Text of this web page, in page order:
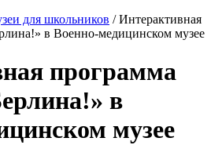
для школьников /Интерактивная
в Военно-медицинском музее
программа
в
музее